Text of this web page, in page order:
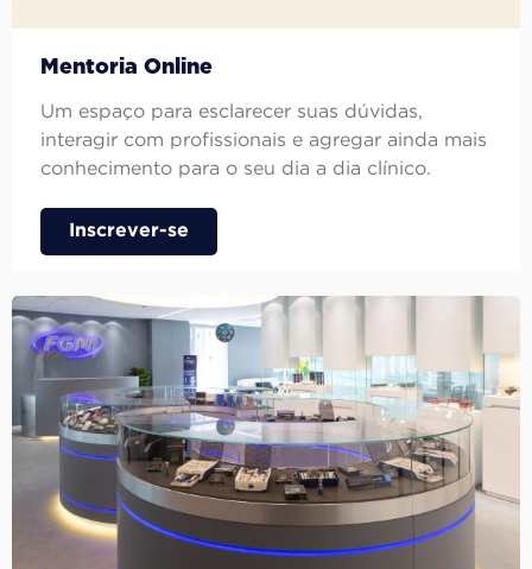
Mentoria Online
Um espaço para esclarecer suas dúvidas,
interagir com profissionais e agregar ainda mais
conhecimento para o seu dia a dia clínico.
Inscrever-se